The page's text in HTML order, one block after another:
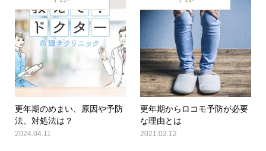
更年期のめまい、原因や予防
法、対処法は？
2024.04.11
更年期からロコモ予防が必要
な理由とは
2021.02.12